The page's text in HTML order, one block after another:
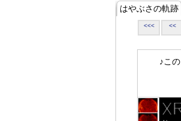
はやぶさの軌跡
<<< <<
♪この